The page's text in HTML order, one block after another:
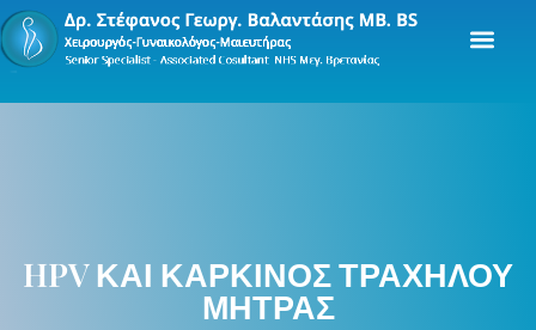
HPV ΚΑΙ ΚΑΡΚΙΝΟΣ ΤΡΑΧΗΛΟΥ
ΜΗΤΡΑΣ